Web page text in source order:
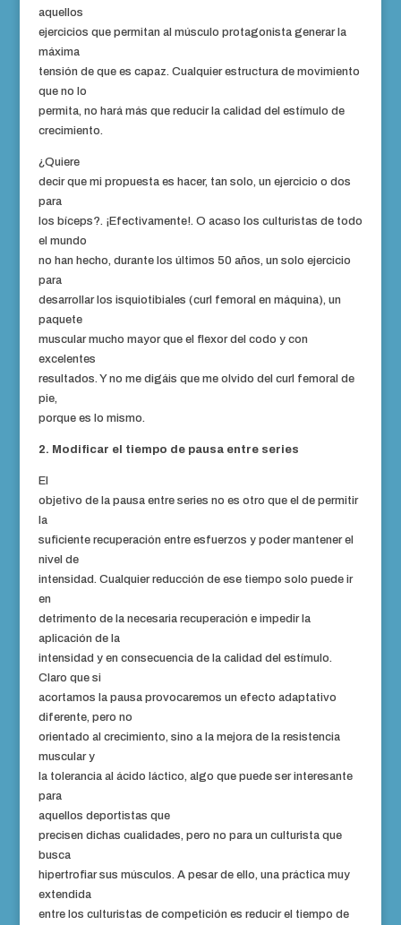
aquellos
ejercicios que permitan al músculo protagonista generar la
máxima
tensión de que es capaz. Cualquier estructura de movimiento
que no lo
permita, no hará más que reducir la calidad del estímulo de
crecimiento.
¿Quiere
decir que mi propuesta es hacer, tan solo, un ejercicio o dos
para
los bíceps?. ¡Efectivamente!. O acaso los culturistas de todo
el mundo
no han hecho, durante los últimos 50 años, un solo ejercicio
para
desarrollar los isquiotibiales (curl femoral en máquina), un
paquete
muscular mucho mayor que el flexor del codo y con
excelentes
resultados. Y no me digáis que me olvido del curl femoral de
pie,
porque es lo mismo.
2. Modificar el tiempo de pausa entre series
El
objetivo de la pausa entre series no es otro que el de permitir
la
suficiente recuperación entre esfuerzos y poder mantener el
nivel de
intensidad. Cualquier reducción de ese tiempo solo puede ir
en
detrimento de la necesaria recuperación e impedir la
aplicación de la
intensidad y en consecuencia de la calidad del estímulo.
Claro que si
acortamos la pausa provocaremos un efecto adaptativo
diferente, pero no
orientado al crecimiento, sino a la mejora de la resistencia
muscular y
la tolerancia al ácido láctico, algo que puede ser interesante
para
aquellos deportistas que
precisen dichas cualidades, pero no para un culturista que
busca
hipertrofiar sus músculos. A pesar de ello, una práctica muy
extendida
entre los culturistas de competición es reducir el tiempo de